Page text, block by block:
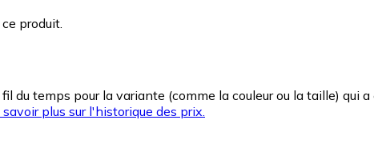
produit.
du temps pour la variante (comme la couleur ou la taille)
savoir plus sur l'historique des prix.